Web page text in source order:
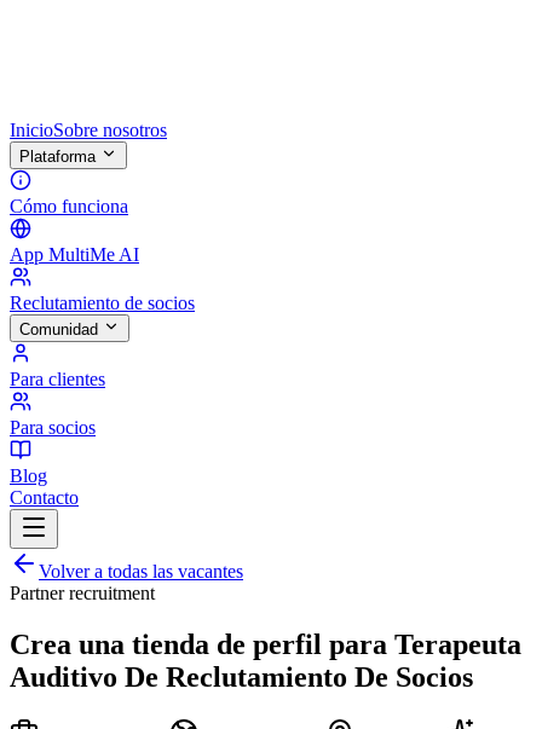
InicioSobre nosotros
Plataforma
Cómo funciona
App MultiMe AI
Reclutamiento de socios
Comunidad
Para clientes
Para socios
Blog
Contacto
Volver a todas las vacantes
Partner recruitment
Crea una tienda de perfil para Terapeuta
Auditivo De Reclutamiento De Socios